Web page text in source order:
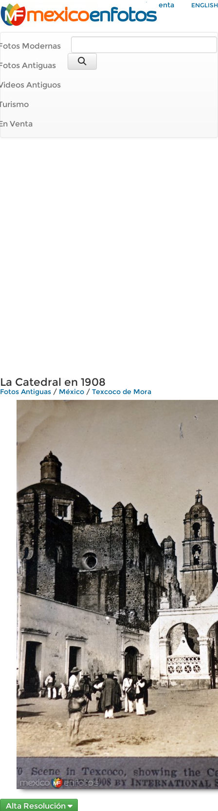
Mi Cuenta ENGLISH
Modernas
Antiguas
Antiguos
Venta
La Catedral en 1908
Fotos Antiguas / México / Texcoco de Mora
Alta Resolución